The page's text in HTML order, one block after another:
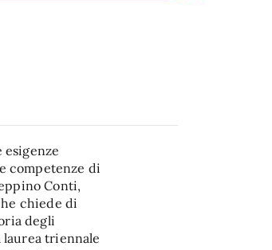
competenze di
Conti,
chiede di
degli
triennale